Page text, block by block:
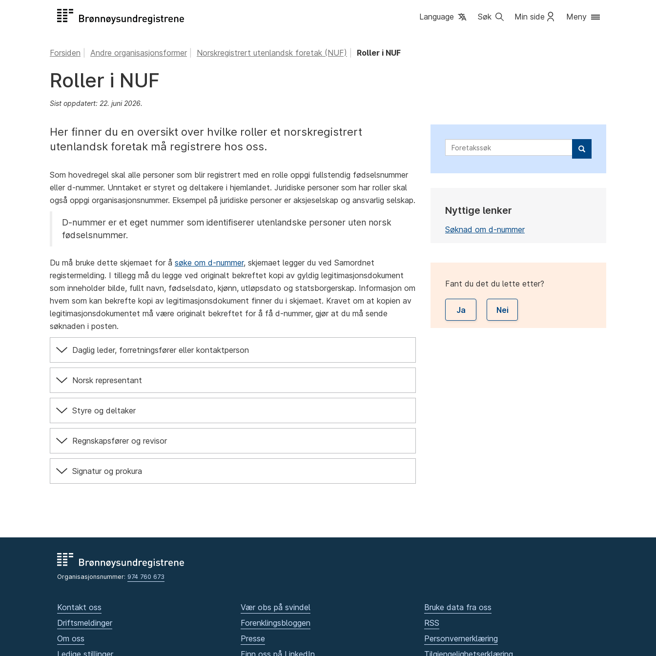
Language Søk Min side Meny
Forsiden Andre organisasjonsformer Norskregistrert utenlandsk foretak (NUF) Roller i NUF
Roller i NUF
Sist oppdatert: 22. juni 2026.
Her finner du en oversikt over hvilke roller et norskregistrert
utenlandsk foretak må registrere hos oss.
Som hovedregel skal alle personer som blir registrert med en rolle oppgi fullstendig fødselsnummer
eller d-nummer. Unntaket er styret og deltakere i hjemlandet. Juridiske personer som har roller skal
også oppgi organisasjonsnummer. Eksempel på juridiske personer er aksjeselskap og ansvarlig selskap.
D-nummer er et eget nummer som identifiserer utenlandske personer uten norsk
fødselsnummer.
Du må bruke dette skjemaet for å søke om d-nummer, skjemaet legger du ved Samordnet
registermelding. I tillegg må du legge ved originalt bekreftet kopi av gyldig legitimasjonsdokument
som inneholder bilde, fullt navn, fødselsdato, kjønn, utløpsdato og statsborgerskap. Informasjon om
hvem som kan bekrefte kopi av legitimasjonsdokument finner du i skjemaet. Kravet om at kopien av
legitimasjonsdokumentet må være originalt bekreftet for å få d-nummer, gjør at du må sende
søknaden i posten.
Daglig leder, forretningsfører eller kontaktperson
Norsk representant
Styre og deltaker
Regnskapsfører og revisor
Signatur og prokura
Foretakssøk
Nyttige lenker
Søknad om d-nummer
Fant du det du lette etter?
Ja Nei
Organisasjonsnummer: 974 760 673
Kontakt oss
Driftsmeldinger
Om oss
Vær obs på svindel
Forenklingsbloggen
Presse
Bruke data fra oss
RSS
Personvernerklæring